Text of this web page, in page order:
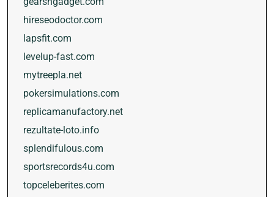
hireseodoctor.com
lapsfit.com
levelup-fast.com
mytreepla.net
pokersimulations.com
replicamanufactory.net
rezultate-loto.info
splendifulous.com
sportsrecords4u.com
topceleberites.com